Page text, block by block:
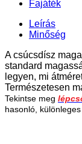
Fajáték
Leírás
Minőség
A csúcsdísz
standard
legyen, mi
Természetesen
Tekintse meg
hasonló,